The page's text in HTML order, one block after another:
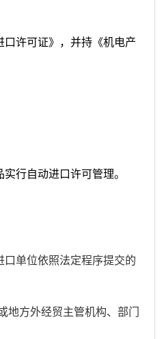
许可证》，并持《机电产
行自动进口许可管理。
单位依照法定程序提交的
方外经贸主管机构、部门